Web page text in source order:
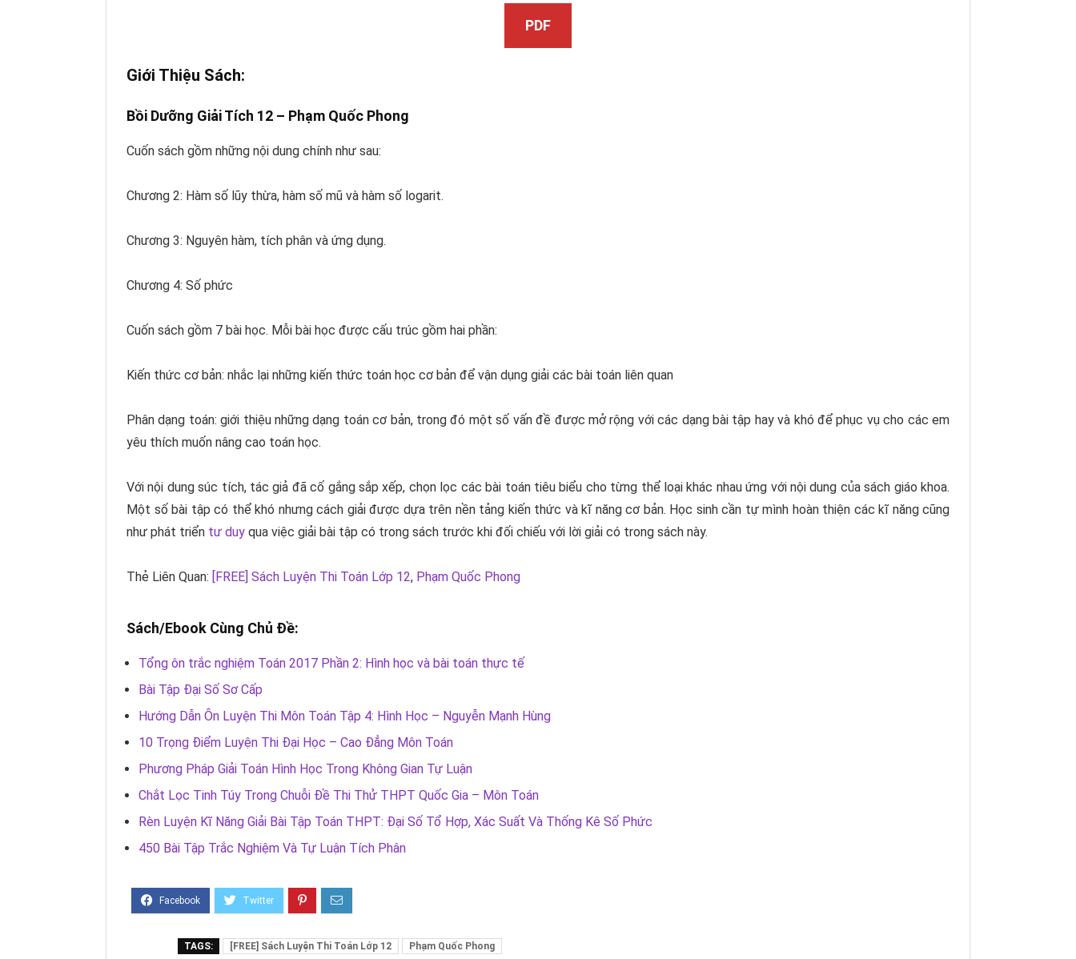
PDF
Giới Thiệu Sách:
Bồi Dưỡng Giải Tích 12 – Phạm Quốc Phong
Cuốn sách gồm những nội dung chính như sau:
Chương 2: Hàm số lũy thừa, hàm số mũ và hàm số logarit.
Chương 3: Nguyên hàm, tích phân và ứng dụng.
Chương 4: Số phức
Cuốn sách gồm 7 bài học. Mỗi bài học được cấu trúc gồm hai phần:
Kiến thức cơ bản: nhắc lại những kiến thức toán học cơ bản để vận dụng giải các bài toán liên quan
Phân dạng toán: giới thiệu những dạng toán cơ bản, trong đó một số vấn đề được mở rộng với các dạng bài tập hay và khó để phục vụ cho các em
yêu thích muốn nâng cao toán học.
Với nội dung súc tích, tác giả đã cố gắng sắp xếp, chọn lọc các bài toán tiêu biểu cho từng thể loại khác nhau ứng với nội dung của sách giáo khoa.
Một số bài tập có thể khó nhưng cách giải được dựa trên nền tảng kiến thức và kĩ năng cơ bản. Học sinh cần tự mình hoàn thiện các kĩ năng cũng
như phát triển tư duy qua việc giải bài tập có trong sách trước khi đối chiếu với lời giải có trong sách này.
Thẻ Liên Quan: [FREE] Sách Luyện Thi Toán Lớp 12, Phạm Quốc Phong
Sách/Ebook Cùng Chủ Đề:
Tổng ôn trắc nghiệm Toán 2017 Phần 2: Hình học và bài toán thực tế
Bài Tập Đại Số Sơ Cấp
Hướng Dẫn Ôn Luyện Thi Môn Toán Tập 4: Hình Học – Nguyễn Mạnh Hùng
10 Trọng Điểm Luyện Thi Đại Học – Cao Đẳng Môn Toán
Phương Pháp Giải Toán Hình Học Trong Không Gian Tự Luận
Chắt Lọc Tinh Túy Trong Chuỗi Đề Thi Thử THPT Quốc Gia – Môn Toán
Rèn Luyện Kĩ Năng Giải Bài Tập Toán THPT: Đại Số Tổ Hợp, Xác Suất Và Thống Kê Số Phức
450 Bài Tập Trắc Nghiệm Và Tự Luận Tích Phân
TAGS: [FREE] Sách Luyện Thi Toán Lớp 12 Phạm Quốc Phong